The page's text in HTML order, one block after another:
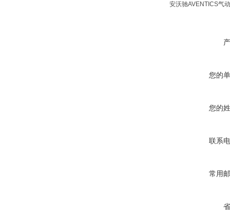
安沃驰AVENTICS气
您的
您的
联系
常用